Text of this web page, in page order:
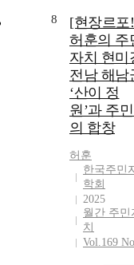
8
[현장르포!
허훈의 주
자치 현미
전남 해남
‘산이 정
원’과 주
의 합창
허훈
한국주민
학회
2025
월간 주민
치
Vol.169